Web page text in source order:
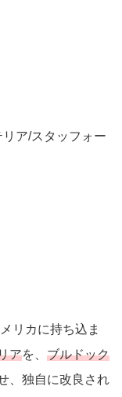
ア/スタッフォー
リカに持ち込ま
アを、 ブルドック
、独自に改良され